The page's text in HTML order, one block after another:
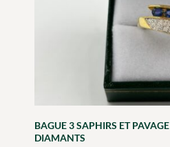
BAGUE 3 SAPHIRS ET PAVAGE
DIAMANTS